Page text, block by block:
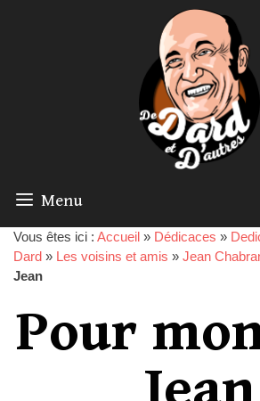
Menu
Vous êtes ici : Accueil » Dédicaces »
Dard » Les voisins et amis » Jean
Jean
Pour